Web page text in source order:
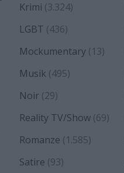
Krimi (3.324)
LGBT (436)
Mockumentary (13)
Musik (495)
Noir (29)
Reality TV/Show (69)
Romanze (1.585)
Satire (93)